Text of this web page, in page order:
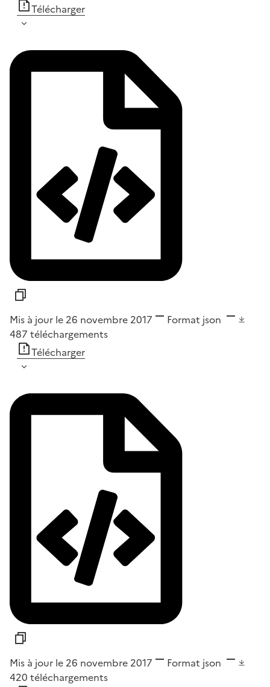
Télécharger
Mis à jour le 26 novembre 2017 Format json
487 téléchargements
Télécharger
Mis à jour le 26 novembre 2017 Format json
420 téléchargements